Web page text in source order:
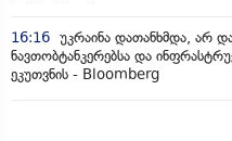
16:16 უკრაინა დათანხმდა, არ
ნავთობტანკერებსა და
ეკუთვნის - Bloomberg